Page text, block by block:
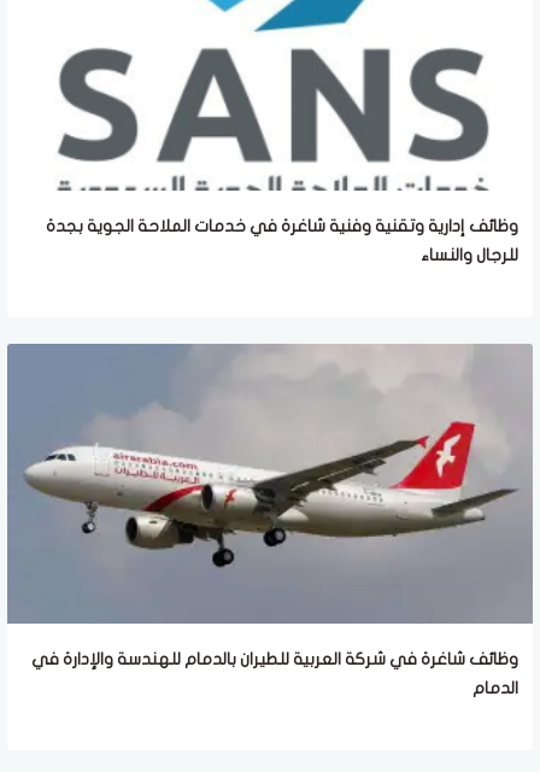
وظائف إدارية وتقنية وفنية شاغرة في خدمات الملاحة الجوية بجدة
للرجال والنساء
وظائف شاغرة في شركة العربية للطيران بالدمام للهندسة والإدارة في
الدمام